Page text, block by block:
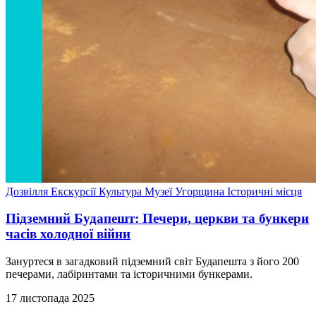
Дозвілля ЕкскурсіїКультура МузеїУгорщина Історичні місця
Підземний Будапешт: Печери, церкви та бункери
часів холодної війни
Зануртеся в загадковий підземний світ Будапешта з його 200
печерами, лабіринтами та історичними бункерами.
17 листопада 2025